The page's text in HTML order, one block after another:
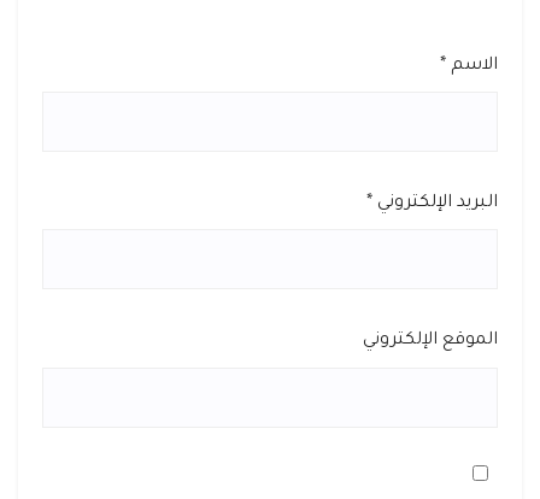
الاسم *
البريد الإلكتروني *
الموقع الإلكتروني